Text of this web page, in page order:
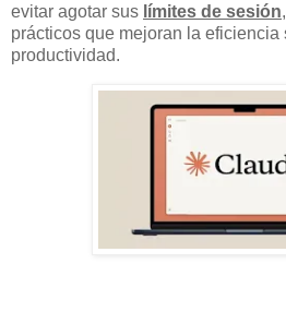
evitar agotar sus límites de sesión
prácticos que mejoran la eficiencia
productividad.